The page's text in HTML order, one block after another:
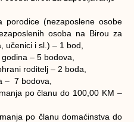
porodice (nezaposlene osobe
osoba na Birou za
učenici i sl.) – 1 bod,
– 5 bodova,
roditelj – 2 boda,
– 7 bodova,
po članu do 100,00 KM –
po članu domaćinstva do